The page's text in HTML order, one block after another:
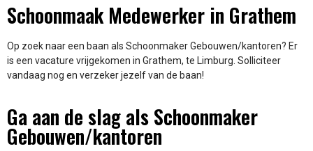
Schoonmaak Medewerker in Grathem
Op zoek naar een baan als Schoonmaker Gebouwen/kantoren? Er
is een vacature vrijgekomen in Grathem, te Limburg. Solliciteer
vandaag nog en verzeker jezelf van de baan!
Ga aan de slag als Schoonmaker
Gebouwen/kantoren